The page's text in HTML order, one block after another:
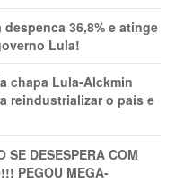
36,8% e atinge
Lula!
chapa Lula-Alckmin
reindustrializar o país e
SE DESESPERA COM
PEGOU MEGA-